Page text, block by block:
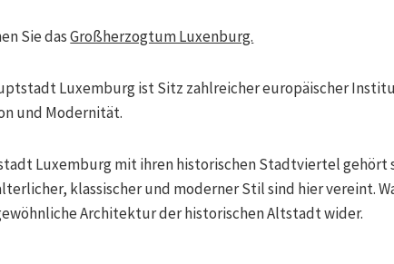
Sie dasGroßherzogtum Luxenburg.
Luxemburg ist Sitz zahlreicher europäischer
und Modernität.
Luxemburg mit ihren historischen Stadtviertel gehört
klassischer und moderner Stil sind hier vereint.
Architektur der historischen Altstadt wider.